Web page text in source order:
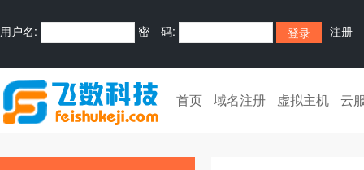
用户名: 密 码: 注册
首页 域名注册 虚拟主机 云